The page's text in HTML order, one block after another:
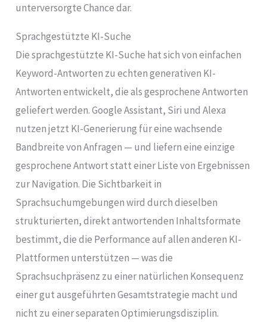
unterversorgte Chance dar.
Sprachgestützte KI-Suche
Die sprachgestützte KI-Suche hat sich von einfachen
Keyword-Antworten zu echten generativen KI-
Antworten entwickelt, die als gesprochene Antworten
geliefert werden. Google Assistant, Siri und Alexa
nutzen jetzt KI-Generierung für eine wachsende
Bandbreite von Anfragen — und liefern eine einzige
gesprochene Antwort statt einer Liste von Ergebnissen
zur Navigation. Die Sichtbarkeit in
Sprachsuchumgebungen wird durch dieselben
strukturierten, direkt antwortenden Inhaltsformate
bestimmt, die die Performance auf allen anderen KI-
Plattformen unterstützen — was die
Sprachsuchpräsenz zu einer natürlichen Konsequenz
einer gut ausgeführten Gesamtstrategie macht und
nicht zu einer separaten Optimierungsdisziplin.